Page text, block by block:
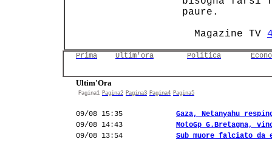
   Magazine TV
Prima Ultim'ora Politica
Ultim'Ora
Pagina1 Pagina2 Pagina3 Pagina4 Pagina5
09/08 15:35
Gaza, Netanyahu
09/08 14:43
MotoGp G.Bretagna,
09/08 13:54
Sub muore falciato da